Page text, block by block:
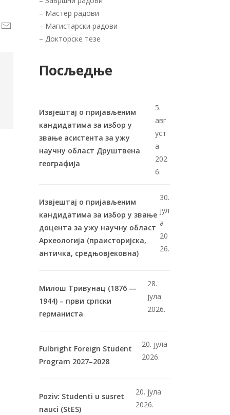
– Мастер радови
– Магистарски радови
– Докторске тезе
Посљедње
Извјештај о пријављеним
кандидатима за избор у
звање асистента за ужу
научну област Друштвена
географија
5.
авг
уст
а
202
6.
Извјештај о пријављеним
кандидатима за избор у звање
доцента за ужу научну област
Археологија (праисторијска,
античка, средњовјековна)
30.
јул
а
20
26.
Милош Тривунац (1876 —
1944) – први српски
германиста
28.
јула
2026.
Fulbright Foreign Student
Program 2027–2028
20. јула
2026.
Poziv: Studenti u susret
nauci (StES)
20. јула
2026.